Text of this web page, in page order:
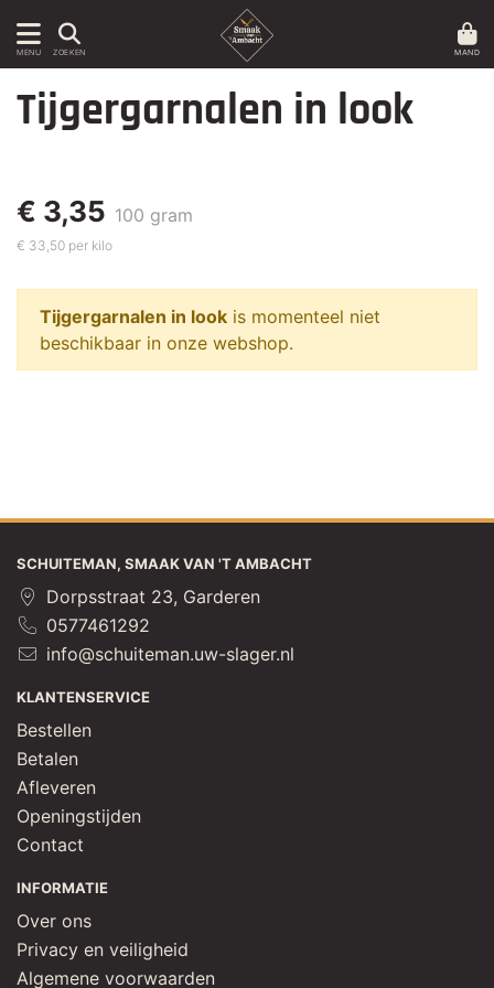
MENU ZOEKEN MAND
Tijgergarnalen in look
€ 3,35 100 gram
€ 33,50 per kilo
Tijgergarnalen in look is momenteel niet
beschikbaar in onze webshop.
SCHUITEMAN, SMAAK VAN 'T AMBACHT
Dorpsstraat 23, Garderen
0577461292
info@schuiteman.uw-slager.nl
KLANTENSERVICE
Bestellen
Betalen
Afleveren
Openingstijden
Contact
INFORMATIE
Over ons
Privacy en veiligheid
Algemene voorwaarden